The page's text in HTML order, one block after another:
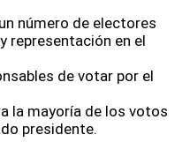
número de electores
y representación en el
de votar por el
la mayoría de los votos
presidente.